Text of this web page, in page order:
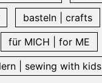
basteln | crafts
für MICH | for ME
| sewing with kids